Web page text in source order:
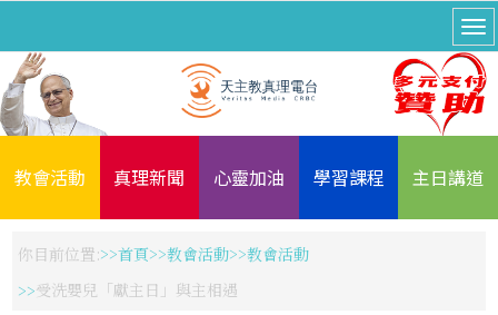
教會活動 真理新聞 心靈加油 學習課程 主日講道
你目前位置: 首頁 教會活動
教會活動
受洗嬰兒「獻主日」與主相遇